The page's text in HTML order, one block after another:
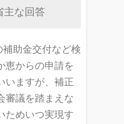
主な回答
補助金交付など検
恵からの申請を
いますが、補正
審議を踏まえな
ためいつ実現す